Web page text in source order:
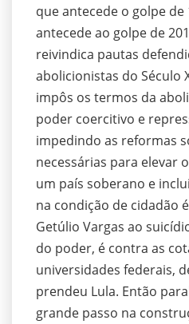
que antecede o golpe
antecede ao golpe de
reivindica pautas
abolicionistas do Século
impôs os termos da
poder coercitivo e
impedindo as reformas
necessárias para elevar
um país soberano e
na condição de cidadão
Getúlio Vargas ao
do poder, é contra as
universidades federais,
prendeu Lula. Então
grande passo na